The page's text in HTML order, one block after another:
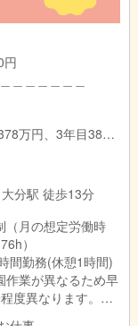
よる）
分） ※初年度は1.5
動賞与 一律14万
月分支給実績あり
円
万円、3年目382
万円、3年目378
万円、3年目373
分駅 徒歩13分
（月の想定労働時
）
間勤務(休憩1時間)
作業が異なるため早
度異なります。